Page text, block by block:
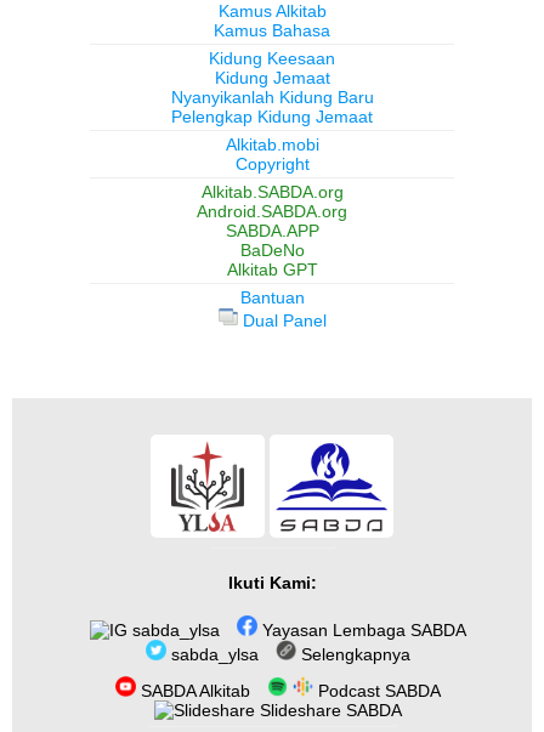
Kamus Alkitab
Kamus Bahasa
Kidung Keesaan
Kidung Jemaat
Nyanyikanlah Kidung Baru
Pelengkap Kidung Jemaat
Alkitab.mobi
Copyright
Alkitab.SABDA.org
Android.SABDA.org
SABDA.APP
BaDeNo
Alkitab GPT
Bantuan
Dual Panel
Ikuti Kami:
sabda_ylsa
Yayasan Lembaga SABDA
sabda_ylsa
Selengkapnya
SABDA Alkitab
Podcast SABDA
Slideshare SABDA